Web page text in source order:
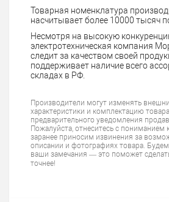
Товарная номенклатура
насчитывает более 10000 тысяч
Несмотря на высокую
электротехническая компания
следит за качеством своей
поддерживает наличие всего
складах в РФ.
Производители могут изменять
характеристики и комплектацию
предварительного уведомления
Пожалуйста, отнеситесь с пониманием
заранее приносим извинения за
описании и фотографиях товара.
ваши замечания — это поможет
точнее!